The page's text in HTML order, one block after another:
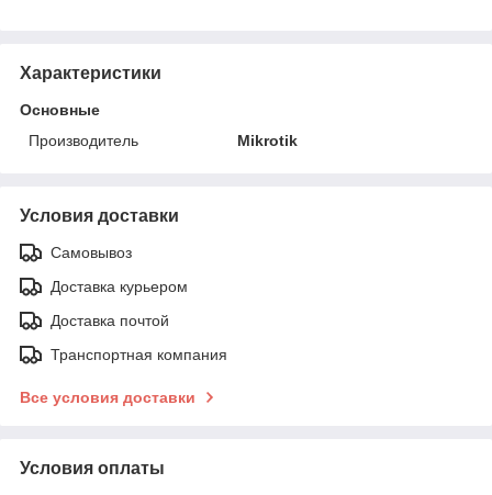
Характеристики
Основные
Производитель
Mikrotik
Условия доставки
Самовывоз
Доставка курьером
Доставка почтой
Транспортная компания
Все условия доставки
Условия оплаты